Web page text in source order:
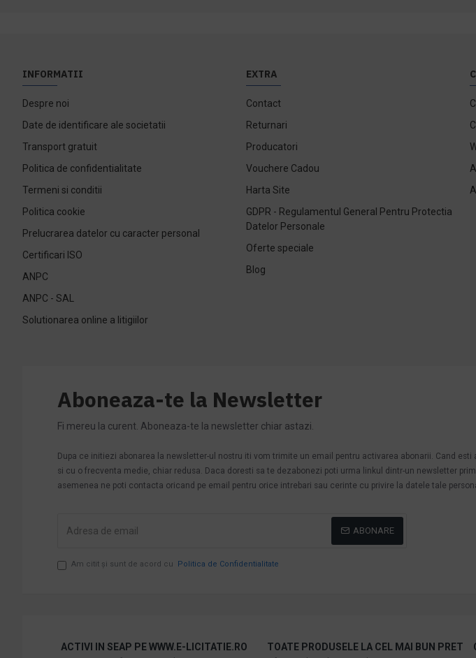
INFORMATII
Despre noi
Date de identificare ale societatii
Transport gratuit
Politica de confidentialitate
Termeni si conditii
Politica cookie
Prelucrarea datelor cu caracter personal
Certificari ISO
ANPC
ANPC - SAL
Solutionarea online a litigiilor
EXTRA
Contact
Returnari
Producatori
Vouchere Cadou
Harta Site
GDPR - Regulamentul General Pentru Protectia
Datelor Personale
Oferte speciale
Blog
Aboneaza-te la Newsletter
Fi mereu la curent. Aboneaza-te la newsletter chiar astazi.
Dupa ce initiezi abonarea la newsletter-ul nostru iti vom trimite un email pentru activarea abonarii. Cand
si cu o frecventa medie, chiar redusa. Daca doresti sa te dezabonezi poti urma linkul dintr-un newsletter
asemenea ne poti contacta oricand pe email pentru orice intrebari sau cerinte cu privire la datele tale
ABONARE
Am citit şi sunt de acord cu Politica de Confidentialitate
ACTIVI IN SEAP PE WWW.E-LICITATIE.RO TOATE PRODUSELE LA CEL MAI BUN PRET